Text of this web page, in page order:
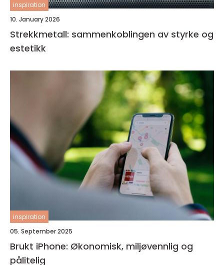
inspiration
10. January 2026
Strekkmetall: sammenkoblingen av styrke og
estetikk
inspiration
05. September 2025
Brukt iPhone: Økonomisk, miljøvennlig og
pålitelig